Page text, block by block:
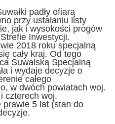
padły ofiarą
przy ustalaniu listy
jak i wysokości progów
Inwestycji.
2018 roku specjalną
cały kraj. Od tego
Suwalską Specjalną
i wydaje decyzje o
całego
w dwóch powiatach woj.
czterech woj.
prawie 5 lat (stan do